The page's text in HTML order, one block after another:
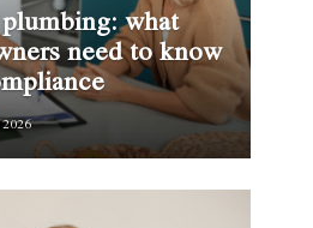
what
need to know